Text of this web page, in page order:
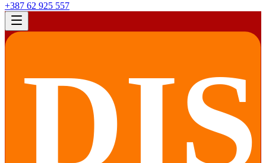
+387 62 925 557